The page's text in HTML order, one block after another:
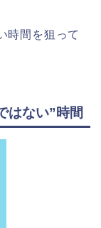
時間を狙って
はない”時間